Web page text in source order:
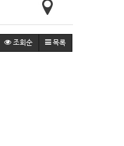
조회순 목록